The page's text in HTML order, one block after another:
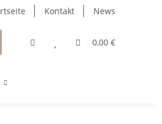
Kontakt News
0,00 €